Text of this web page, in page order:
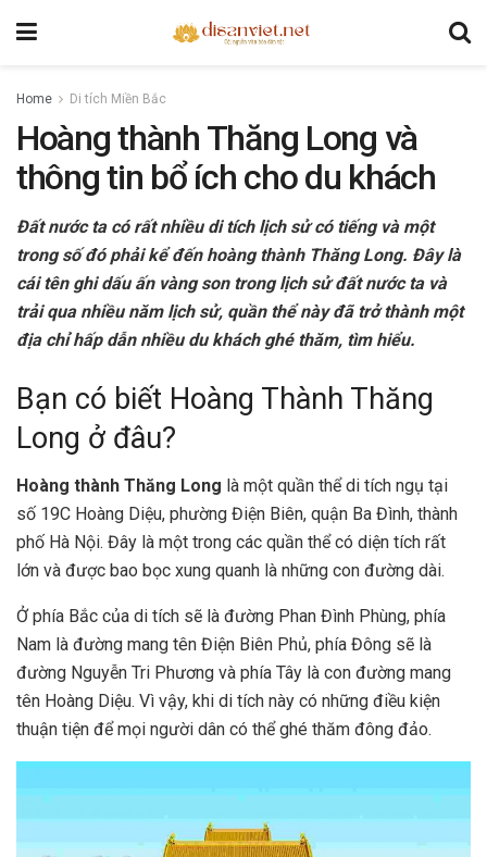
Home Di tích Miền Bắc
Hoàng thành Thăng Long và
thông tin bổ ích cho du khách
Đất nước ta có rất nhiều di tích lịch sử có tiếng và một
trong số đó phải kể đến hoàng thành Thăng Long. Đây là
cái tên ghi dấu ấn vàng son trong lịch sử đất nước ta và
trải qua nhiều năm lịch sử, quần thể này đã trở thành một
địa chỉ hấp dẫn nhiều du khách ghé thăm, tìm hiểu.
Bạn có biết Hoàng Thành Thăng
Long ở đâu?
Hoàng thành Thăng Long là một quần thể di tích ngụ tại
số 19C Hoàng Diệu, phường Điện Biên, quận Ba Đình, thành
phố Hà Nội. Đây là một trong các quần thể có diện tích rất
lớn và được bao bọc xung quanh là những con đường dài.
Ở phía Bắc của di tích sẽ là đường Phan Đình Phùng, phía
Nam là đường mang tên Điện Biên Phủ, phía Đông sẽ là
đường Nguyễn Tri Phương và phía Tây là con đường mang
tên Hoàng Diệu. Vì vậy, khi di tích này có những điều kiện
thuận tiện để mọi người dân có thể ghé thăm đông đảo.